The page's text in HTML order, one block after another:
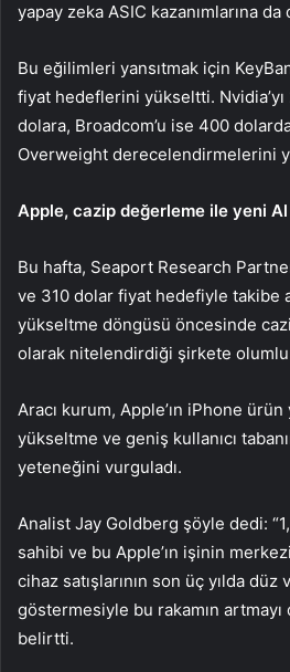
yapay zeka ASIC kazanımlarına
Bu eğilimleri yansıtmak için
fiyat hedeflerini yükseltti.
dolara, Broadcom’u ise 400
Overweight derecelendirmelerini
Apple, cazip değerleme ile yeni
Bu hafta, Seaport Research
ve 310 dolar fiyat hedefiyle takibe
yükseltme döngüsü öncesinde
olarak nitelendirdiği şirkete olumlu
Aracı kurum, Apple’ın iPhone
yükseltme ve geniş kullanıcı
yeteneğini vurguladı.
Analist Jay Goldberg şöyle dedi:
sahibi ve bu Apple’ın işinin
cihaz satışlarının son üç yılda düz
göstermesiyle bu rakamın
belirtti.